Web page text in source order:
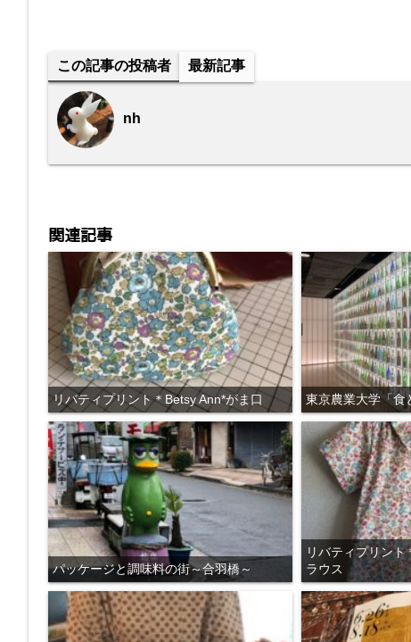
e
b
o
o
er
この記事の投稿者 最新記事
nh
関連記事
リバティプリント＊Betsy Ann*がま口 東京農業大学「食
パッケージと調味料の街～合羽橋～
リバティプリン
ラウス